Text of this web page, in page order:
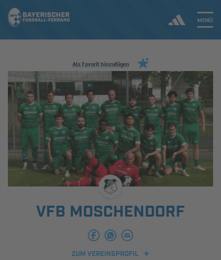
MENÜ
Jetzt einloggen
ERGEBNISSE & WETTBEWERBE
NEUIGKEITEN
SPIELBETRIEB & VERBANDSLEBEN
AUSBILDUNG & FÖRDERUNG
INFOTHEK SPIELPLUS
Als Favorit hinzufügen
VFB MOSCHENDORF
ZUM VEREINSPROFIL